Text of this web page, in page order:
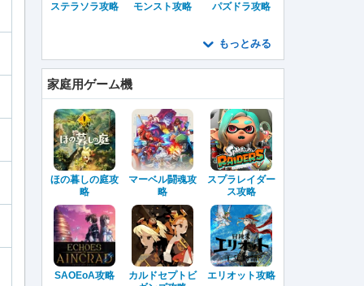
ステラソラ攻略 モンスト攻略 パズドラ攻略
もっとみる
家庭用ゲーム機
ほの暮しの庭攻
略
マーベル闘魂攻
略
スプラレイダー
ス攻略
SAOEoA攻略
カルドセプトビ
エリオット攻略